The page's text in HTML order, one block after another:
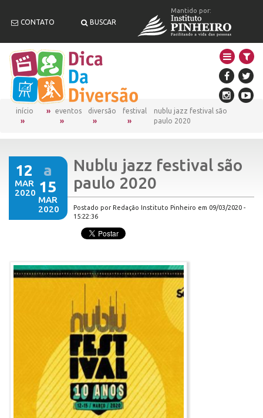
CONTATO BUSCAR
Mantido por:
início eventos diversão festival
nublu jazz festival são
paulo 2020
12
MAR
2020
a
15
MAR
2020
Nublu jazz festival são
paulo 2020
Postado por Redação Instituto Pinheiro em 09/03/2020 -
15:22:36